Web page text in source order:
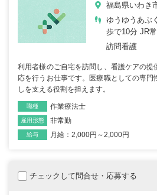
福島県いわき
ゆうゆうあぶ
歩で10分 JR
訪問看護
利用者様のご自宅を訪問し、看護ケアの
応を行うお仕事です。医療職としての専門
しを支える役割を担えます。
職種 作業療法士
雇用形態 非常勤
給与 月給：2,000円～2,000円
チェックして問合せ・応募する